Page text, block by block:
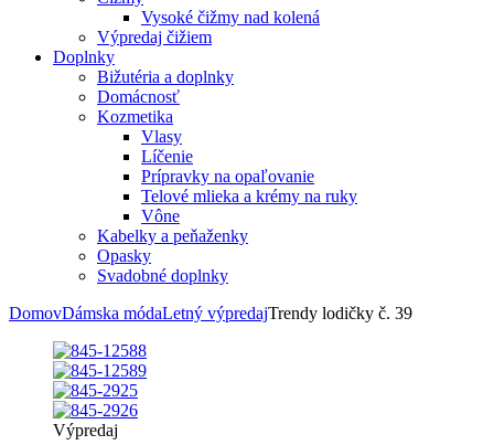
Vysoké čižmy nad kolená
Výpredaj čižiem
Doplnky
Bižutéria a doplnky
Domácnosť
Kozmetika
Vlasy
Líčenie
Prípravky na opaľovanie
Telové mlieka a krémy na ruky
Vône
Kabelky a peňaženky
Opasky
Svadobné doplnky
DomovDámska módaLetný výpredajTrendy lodičky č. 39
Výpredaj